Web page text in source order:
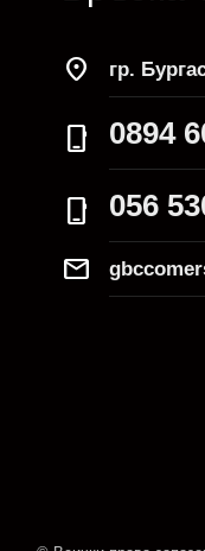
location_on гр.
phone_iphone 0894
phone_iphone 056
Mail